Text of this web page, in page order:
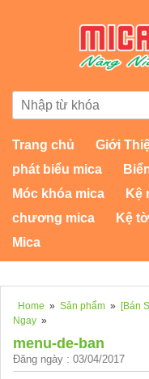
Trang chủ Giới
phát biểu mica
Móc khóa mica
Kệ
chương mica
Kệ
Mica
Home » Sản phẩm » [Bán
Ngay »
menu-de-ban
Đăng ngày : 03/04/2017